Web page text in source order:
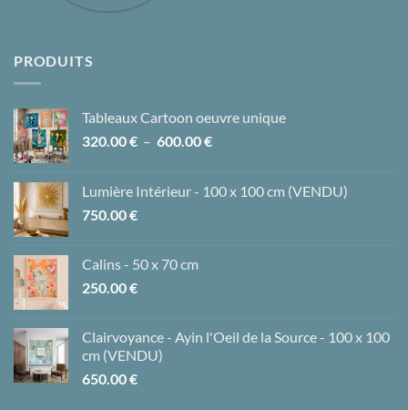
PRODUITS
Tableaux Cartoon oeuvre unique
320.00€ – 600.00€Plage
320.00 €
Lumière Intérieur - 100 x 100 cm (VENDU)
750.00€
Calins - 50 x 70 cm
250.00€
Clairvoyance - Ayin l'Oeil de la Source - 100 x 100
cm (VENDU)
650.00€